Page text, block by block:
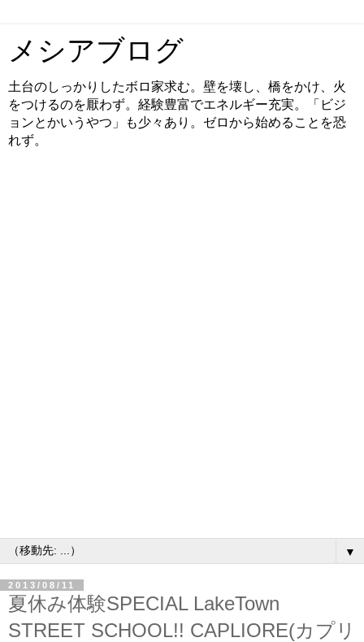
メシアブログ
土台のしっかりしたボロ家求む。壁を壊し、橋をかけ、火
をつけるのを厭わず。経験豊富でエネルギー充実。「ビジ
ョンとかいうやつ」も少々あり。ゼロから始めることを恐
れず。
▼
2013/08/11
夏休み体験SPECIAL LakeTown
STREET SCHOOL!! CAPLIORE(カプリ